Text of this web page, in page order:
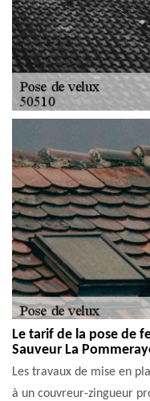
Le tarif de la pose de
Sauveur La
Les travaux de mise en
à un couvreur-zingueur